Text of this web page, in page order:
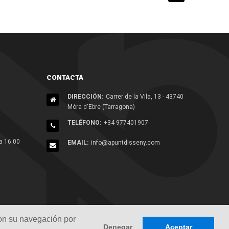
su navegación por
Denegar Aceptar
su navegación por
Denegar Aceptar
16:00
CONTACTA
DIRECCIÓN: Carrer de la Vila, 13 - 43740
Móra d'Ebre (Tarragona)
TELÉFONO: +34 977401907
EMAIL: info@apuntdisseny.com